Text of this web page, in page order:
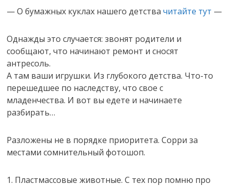
— О бумажных куклах нашего детствачитайте тут —
Однажды это случается: звонят родители и
сообщают, что начинают ремонт и сносят
антресоль.
А там ваши игрушки. Из глубокого детства. Что-то
перешедшее по наследству, что свое с
младенчества. И вот вы едете и начинаете
разбирать…
Разложены не в порядке приоритета. Сорри за
местами сомнительный фотошоп.
1. Пластмассовые животные. С тех пор помню про